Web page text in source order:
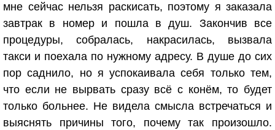
мне сейчас нельзя раскисать, поэтому я заказала
завтрак в номер и пошла в душ. Закончив все
процедуры, собралась, накрасилась, вызвала
такси и поехала по нужному адресу. В душе до сих
пор саднило, но я успокаивала себя только тем,
что если не вырвать сразу всё с конём, то будет
только больнее. Не видела смысла встречаться и
выяснять причины того, почему так произошло.